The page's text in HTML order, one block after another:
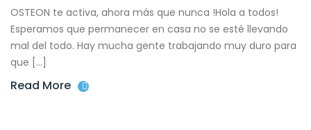
OSTEON te activa, ahora más que nunca !Hola a todos!
Esperamos que permanecer en casa no se esté llevando
mal del todo. Hay mucha gente trabajando muy duro para
que […]
Read More